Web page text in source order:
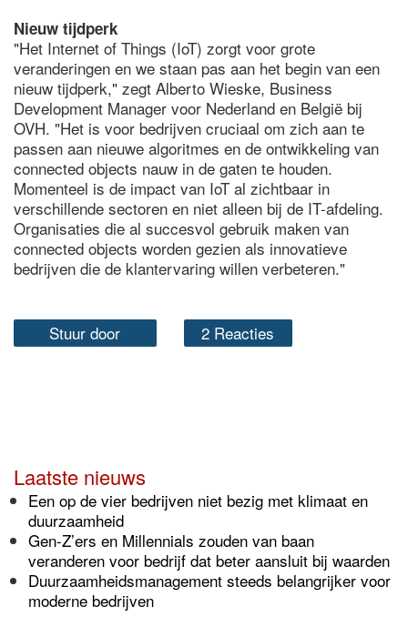
Nieuw tijdperk
"Het Internet of Things (IoT) zorgt voor grote
veranderingen en we staan pas aan het begin van een
nieuw tijdperk," zegt Alberto Wieske, Business
Development Manager voor Nederland en België bij
OVH. "Het is voor bedrijven cruciaal om zich aan te
passen aan nieuwe algoritmes en de ontwikkeling van
connected objects nauw in de gaten te houden.
Momenteel is de impact van IoT al zichtbaar in
verschillende sectoren en niet alleen bij de IT-afdeling.
Organisaties die al succesvol gebruik maken van
connected objects worden gezien als innovatieve
bedrijven die de klantervaring willen verbeteren."
Stuur door 2 Reacties
Laatste nieuws
Een op de vier bedrijven niet bezig met klimaat en
duurzaamheid
Gen-Z’ers en Millennials zouden van baan
veranderen voor bedrijf dat beter aansluit bij waarden
Duurzaamheidsmanagement steeds belangrijker voor
moderne bedrijven